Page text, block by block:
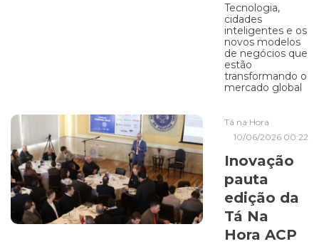
Tecnologia,
cidades
inteligentes e os
novos modelos
de negócios que
estão
transformando o
mercado global
Tá na Hora
10/06/2026 00:22
Inovação
pauta
edição da
Tá Na
Hora ACP